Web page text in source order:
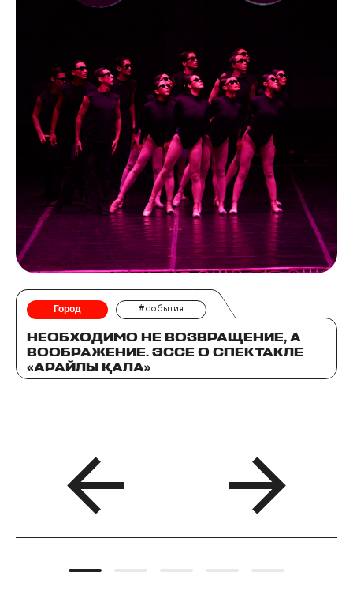
Город #события
НЕОБХОДИМО НЕ ВОЗВРАЩЕНИЕ, А
ВООБРАЖЕНИЕ. ЭССЕ О СПЕКТАКЛЕ
«АРАЙЛЫ ҚАЛА»